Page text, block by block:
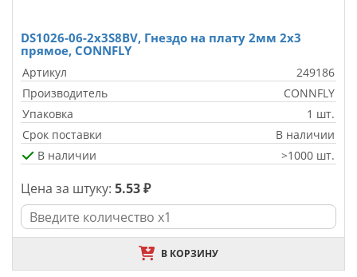
DS1026-06-2x3S8BV, Гнездо на плату 2мм 2x3
прямое, CONNFLY
Артикул
249186
Производитель
CONNFLY
Упаковка
1 шт.
Срок поставки
В наличии
В наличии
>1000 шт.
Цена за штуку: 5.53 ₽
В КОРЗИНУ